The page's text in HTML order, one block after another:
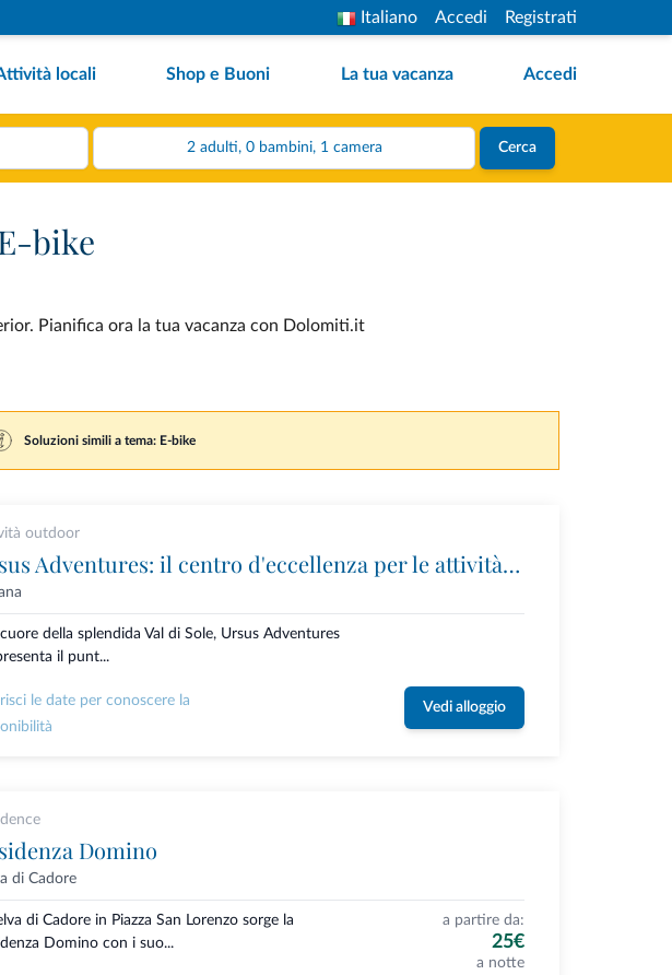
Italiano Accedi Registrati
locali Shop e Buoni La tua vacanza Accedi
2 adulti, 0 bambini, 1 camera Cerca
bike
Pianifica ora la tua vacanza con Dolomiti.it
Soluzioni simili a tema: E-bike
outdoor
Ursus Adventures: il centro d'eccellenza per le attività outdoor premium in Trentino
della splendida Val di Sole, Ursus Adventures
il punt...
le date per conoscere la
Vedi alloggio
Domino
di Cadore
di Cadore in Piazza San Lorenzo sorge la
Domino con i suo...
a partire da:
25€
a notte